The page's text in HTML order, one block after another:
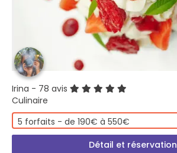
Irina - 78 avis
Culinaire
5 forfaits - de 190€ à 550€
Détail et réservation